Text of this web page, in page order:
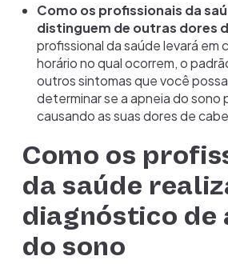
Como os profissionais da
distinguem de outras dores
profissional da saúde levará em
horário no qual ocorrem, o
outros sintomas que você
determinar se a apneia do sono
causando as suas dores de
Como os
da saúde
diagnóstico de
do sono